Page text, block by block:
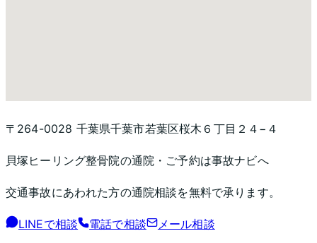
〒264-0028 千葉県千葉市若葉区桜木６丁目２４−４
貝塚ヒーリング整骨院の通院・ご予約は事故ナビへ
交通事故にあわれた方の通院相談を無料で承ります。
LINEで相談 電話で相談 メール相談